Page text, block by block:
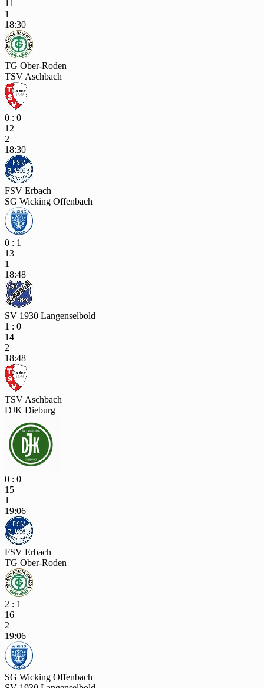
11
1
18:30
TG Ober-Roden
TSV Aschbach
0 : 0
12
2
18:30
FSV Erbach
SG Wicking Offenbach
0 : 1
13
1
18:48
SV 1930 Langenselbold
1 : 0
14
2
18:48
TSV Aschbach
DJK Dieburg
0 : 0
15
1
19:06
FSV Erbach
TG Ober-Roden
2 : 1
16
2
19:06
SG Wicking Offenbach